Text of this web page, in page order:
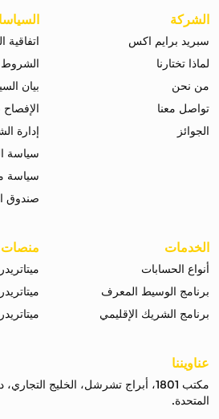
الشركة
سبريد برايم اكس
لماذا تختارنا
من نحن
تواصل معنا
الجوائز
اتفاقية
الشروط
بيان
إدارة
سياسة
سياسة
صندوق
الخدمات
أنواع الحسابات
برنامج الوسيط المعرف
برنامج الشريك الإقليمي
منصات
ميتاتريدر 5 للكمبيوتر
ميتاتريدر 5 للاندرويد
ميتاتريدر 5 للايفون
عناويننا
مكتب 1801، أبراج تشرشل، الخليج
المتحدة.